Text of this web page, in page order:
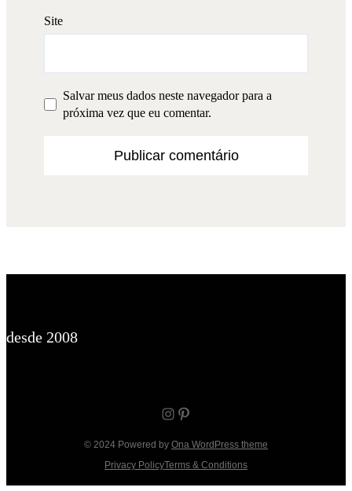
Site
Salvar meus dados neste navegador para a
próxima vez que eu comentar.
desde 2008
Instagram Pinterest
© 2024 Powered by Ona WordPress theme
Privacy PolicyTerms & Conditions